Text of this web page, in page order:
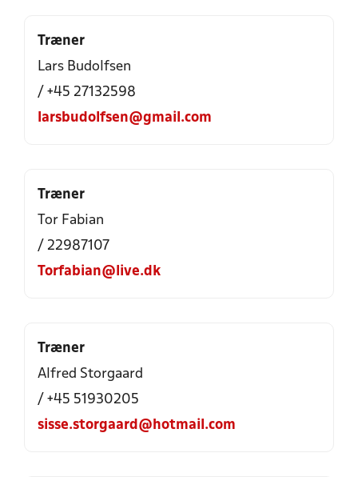
Træner
Lars Budolfsen
/ +45 27132598
larsbudolfsen@gmail.com
Træner
Tor Fabian
/ 22987107
Torfabian@live.dk
Træner
Alfred Storgaard
/ +45 51930205
sisse.storgaard@hotmail.com